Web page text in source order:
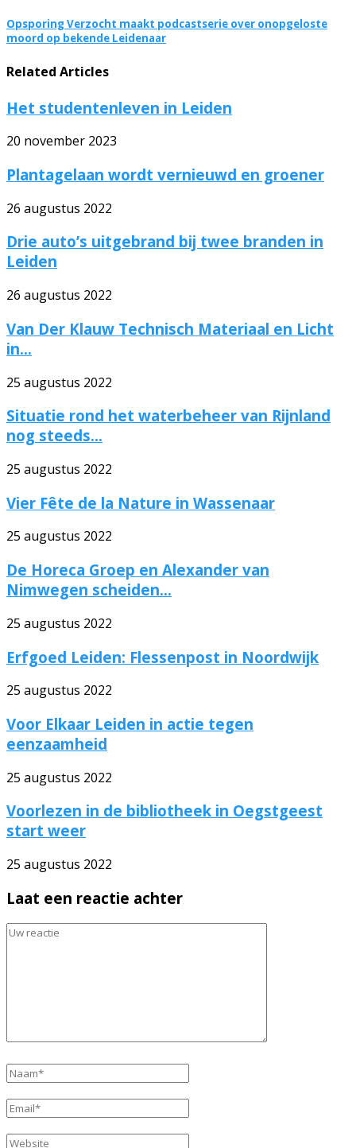
Opsporing Verzocht maakt podcastserie over onopgeloste
moord op bekende Leidenaar
Related Articles
Het studentenleven in Leiden
20 november 2023
Plantagelaan wordt vernieuwd en groener
26 augustus 2022
Drie auto’s uitgebrand bij twee branden in
Leiden
26 augustus 2022
Van Der Klauw Technisch Materiaal en Licht
in...
25 augustus 2022
Situatie rond het waterbeheer van Rijnland
nog steeds...
25 augustus 2022
Vier Fête de la Nature in Wassenaar
25 augustus 2022
De Horeca Groep en Alexander van
Nimwegen scheiden...
25 augustus 2022
Erfgoed Leiden: Flessenpost in Noordwijk
25 augustus 2022
Voor Elkaar Leiden in actie tegen
eenzaamheid
25 augustus 2022
Voorlezen in de bibliotheek in Oegstgeest
start weer
25 augustus 2022
Laat een reactie achter